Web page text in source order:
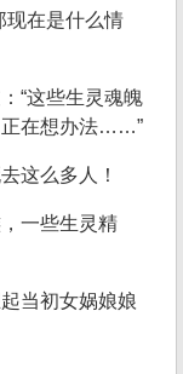
现在是什么情
“这些生灵魂魄
正在想办法……”
这么多人！
一些生灵精
当初女娲娘娘